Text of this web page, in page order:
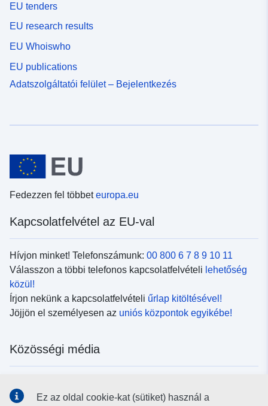
EU tenders
EU research results
EU Whoiswho
EU publications
Adatszolgáltatói felület – Bejelentkezés
Fedezzen fel többeteuropa.eu
Kapcsolatfelvétel az EU-val
Hívjon minket! Telefonszámunk: 00 800 6 7 8 9 10 11
Válasszon a többi telefonos kapcsolatfelvételi lehetőség
közül!
Írjon nekünk a kapcsolatfelvételi űrlap kitöltésével!
Jöjjön el személyesen az uniós központok egyikébe!
Közösségi média
Ez az oldal cookie-kat (sütiket) használ a